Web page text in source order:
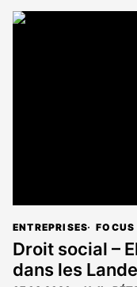
ENTREPRISES FOCUS
Droit social –
dans les